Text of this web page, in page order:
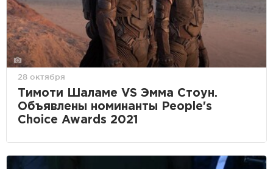
28 октября
Тимоти Шаламе VS Эмма Стоун.
Объявлены номинанты People's
Choice Awards 2021